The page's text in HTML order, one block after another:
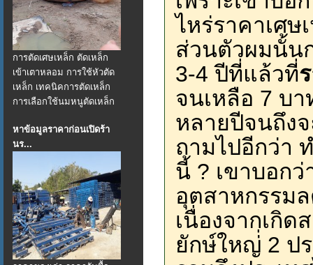
การตัดเศษเหล็ก ตัดเหล็ก
เข้าเตาหลอม การใช้หัวตัด
เหล็ก เทคนิคการตัดเหล็ก
การเลือกใช้นมหนูตัดเหล็ก
หาข้อมูลราคาก่อนเปิดร้า
นร...
ไหร่ราคาเศษ
ส่วนตัวผมนั้น
3-4 ปีที่แล้วที่
จนเหลือ 7 บ
หลายปีจนถึง
ถามไปอีกว่า
นี้ ? เขาบอก
อุตสาหกรรม
เนื่องจากเกิด
ยักษ์ใหญ่่ 2 ป